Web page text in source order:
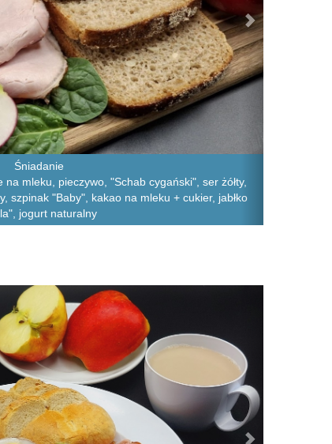
Śniadanie
mleku, pieczywo, "Schab cygański", ser żółty,
szpinak "Baby", kakao na mleku + cukier, jabłko
jogurt naturalny